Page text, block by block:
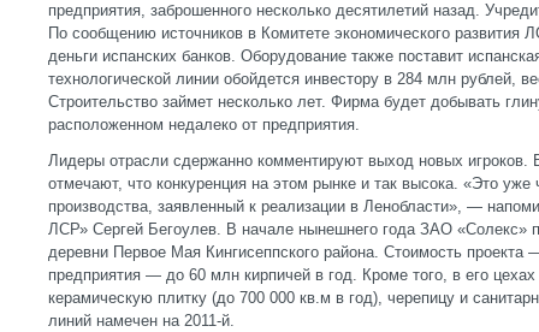
предприятия, заброшенного несколько десятилетий назад.
По сообщению источников в Комитете экономического развития
деньги испанских банков. Оборудование также поставит
технологической линии обойдется инвестору в 284 млн рублей,
Строительство займет несколько лет. Фирма будет добывать
расположенном недалеко от предприятия.
Лидеры отрасли сдержанно комментируют выход новых
отмечают, что конкуренция на этом рынке и так высока. «Это уже
производства, заявленный к реализации в Ленобласти», —
ЛСР» Сергей Бегоулев. В начале нынешнего года ЗАО «Солекс»
деревни Первое Мая Кингисеппского района. Стоимость
предприятия — до 60 млн кирпичей в год. Кроме того, в его
керамическую плитку (до 700 000 кв.м в год), черепицу и
линий намечен на 2011-й.